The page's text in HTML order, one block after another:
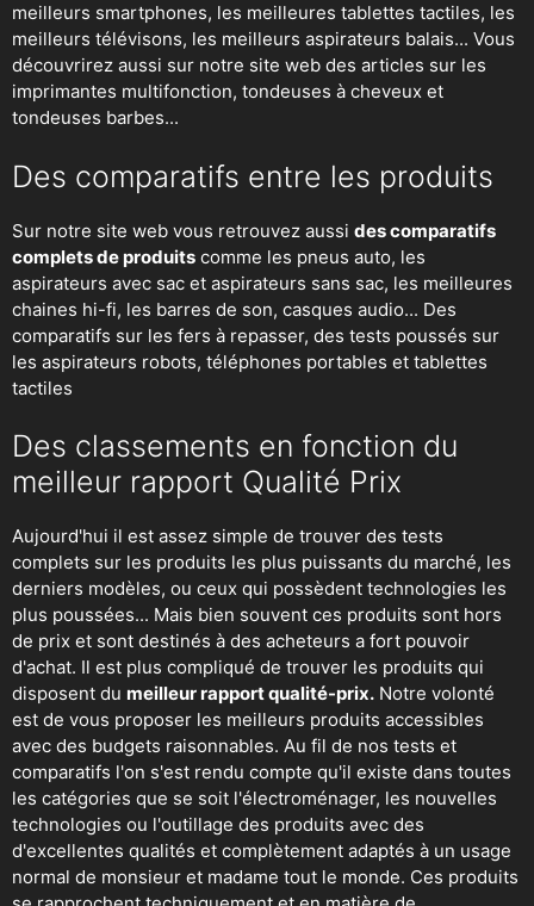
meilleurs smartphones, les meilleures tablettes tactiles, les
meilleurs télévisons, les meilleurs aspirateurs balais... Vous
découvrirez aussi sur notre site web des articles sur les
imprimantes multifonction, tondeuses à cheveux et
tondeuses barbes...
Des comparatifs entre les produits
Sur notre site web vous retrouvez aussi des comparatifs
complets de produits comme les pneus auto, les
aspirateurs avec sac et aspirateurs sans sac, les meilleures
chaines hi-fi, les barres de son, casques audio... Des
comparatifs sur les fers à repasser, des tests poussés sur
les aspirateurs robots, téléphones portables et tablettes
tactiles
Des classements en fonction du
meilleur rapport Qualité Prix
Aujourd'hui il est assez simple de trouver des tests
complets sur les produits les plus puissants du marché, les
derniers modèles, ou ceux qui possèdent technologies les
plus poussées... Mais bien souvent ces produits sont hors
de prix et sont destinés à des acheteurs a fort pouvoir
d'achat. Il est plus compliqué de trouver les produits qui
disposent du meilleur rapport qualité-prix. Notre volonté
est de vous proposer les meilleurs produits accessibles
avec des budgets raisonnables. Au fil de nos tests et
comparatifs l'on s'est rendu compte qu'il existe dans toutes
les catégories que se soit l'électroménager, les nouvelles
technologies ou l'outillage des produits avec des
d'excellentes qualités et complètement adaptés à un usage
normal de monsieur et madame tout le monde. Ces produits